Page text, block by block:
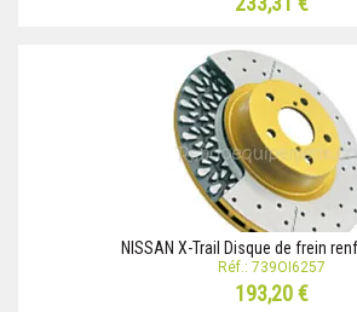
NISSAN X-Trail Disque de frein
Réf.: 739OI6257
193,20 €